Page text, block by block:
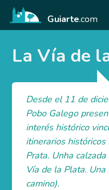
Guiarte.com
La Vía de
Desde el 11 de
Pobo Galego
interés histórico
itinerarios
Prata. Unha
Vía de la Plata.
camino).